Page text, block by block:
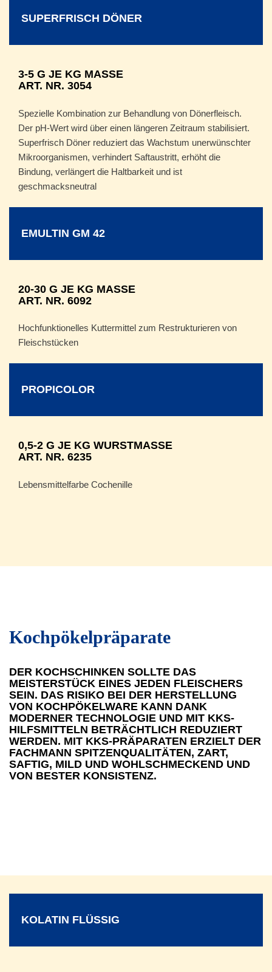
SUPERFRISCH DÖNER
3-5 G JE KG MASSE
ART. NR. 3054
Spezielle Kombination zur Behandlung von Dönerfleisch.
Der pH-Wert wird über einen längeren Zeitraum stabilisiert.
Superfrisch Döner reduziert das Wachstum unerwünschter
Mikroorganismen, verhindert Saftaustritt, erhöht die
Bindung, verlängert die Haltbarkeit und ist
geschmacksneutral
EMULTIN GM 42
20-30 G JE KG MASSE
ART. NR. 6092
Hochfunktionelles Kuttermittel zum Restrukturieren von
Fleischstücken
PROPICOLOR
0,5-2 G JE KG WURSTMASSE
ART. NR. 6235
Lebensmittelfarbe Cochenille
Kochpökelpräparate
DER KOCHSCHINKEN SOLLTE DAS
MEISTERSTÜCK EINES JEDEN FLEISCHERS
SEIN. DAS RISIKO BEI DER HERSTELLUNG
VON KOCHPÖKELWARE KANN DANK
MODERNER TECHNOLOGIE UND MIT KKS-
HILFSMITTELN BETRÄCHTLICH REDUZIERT
WERDEN. MIT KKS-PRÄPARATEN ERZIELT DER
FACHMANN SPITZENQUALITÄTEN, ZART,
SAFTIG, MILD UND WOHLSCHMECKEND UND
VON BESTER KONSISTENZ.
KOLATIN FLÜSSIG